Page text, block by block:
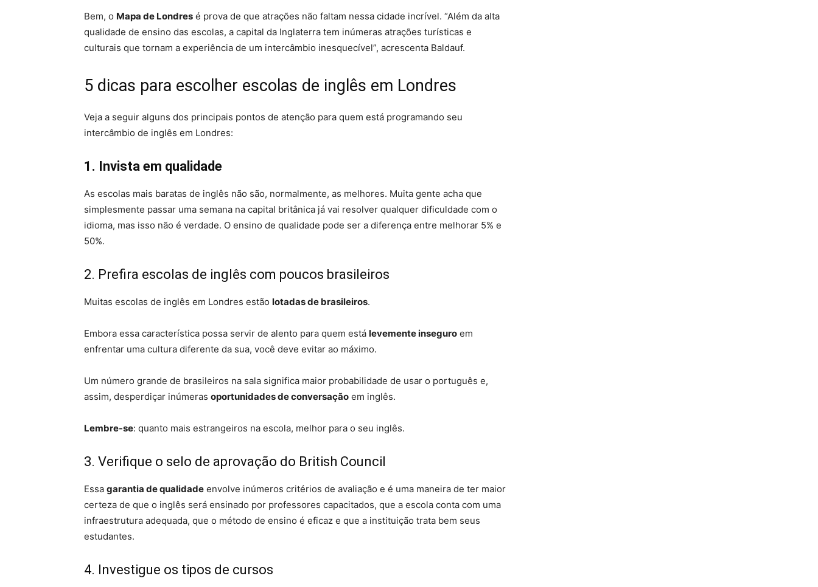
Bem, o Mapa de Londres é prova de que atrações não faltam nessa cidade incrível. “Além da alta
qualidade de ensino das escolas, a capital da Inglaterra tem inúmeras atrações turísticas e
culturais que tornam a experiência de um intercâmbio inesquecível”, acrescenta Baldauf.
5 dicas para escolher escolas de inglês em Londres
Veja a seguir alguns dos principais pontos de atenção para quem está programando seu
intercâmbio de inglês em Londres:
1. Invista em qualidade
As escolas mais baratas de inglês não são, normalmente, as melhores. Muita gente acha que
simplesmente passar uma semana na capital britânica já vai resolver qualquer dificuldade com o
idioma, mas isso não é verdade. O ensino de qualidade pode ser a diferença entre melhorar 5% e
50%.
2. Prefira escolas de inglês com poucos brasileiros
Muitas escolas de inglês em Londres estão lotadas de brasileiros.
Embora essa característica possa servir de alento para quem está levemente inseguro em
enfrentar uma cultura diferente da sua, você deve evitar ao máximo.
Um número grande de brasileiros na sala significa maior probabilidade de usar o português e,
assim, desperdiçar inúmeras oportunidades de conversação em inglês.
Lembre-se: quanto mais estrangeiros na escola, melhor para o seu inglês.
3. Verifique o selo de aprovação do British Council
Essa garantia de qualidade envolve inúmeros critérios de avaliação e é uma maneira de ter maior
certeza de que o inglês será ensinado por professores capacitados, que a escola conta com uma
infraestrutura adequada, que o método de ensino é eficaz e que a instituição trata bem seus
estudantes.
4. Investigue os tipos de cursos